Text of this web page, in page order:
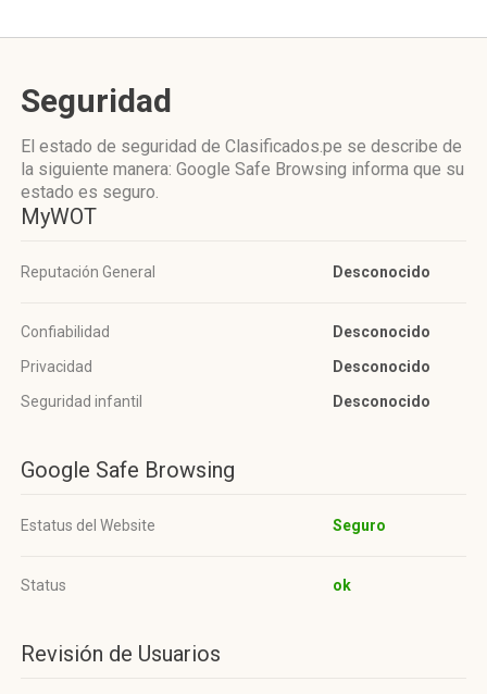
Seguridad
El estado de seguridad de Clasificados.pe se describe de
la siguiente manera: Google Safe Browsing informa que su
estado es seguro.
MyWOT
Reputación General Desconocido
Confiabilidad
Desconocido
Privacidad
Desconocido
Seguridad infantil
Desconocido
Google Safe Browsing
Estatus del Website Seguro
Status ok
Revisión de Usuarios